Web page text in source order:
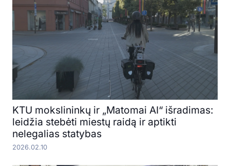
KTU mokslininkų ir „Matomai AI“ išradimas:
leidžia stebėti miestų raidą ir aptikti
nelegalias statybas
2026.02.10